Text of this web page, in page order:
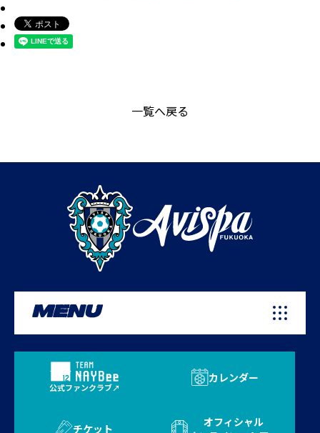
一覧へ戻る
MENU
公式ファンクラブ
カレンダー
チケット
オフィシャル